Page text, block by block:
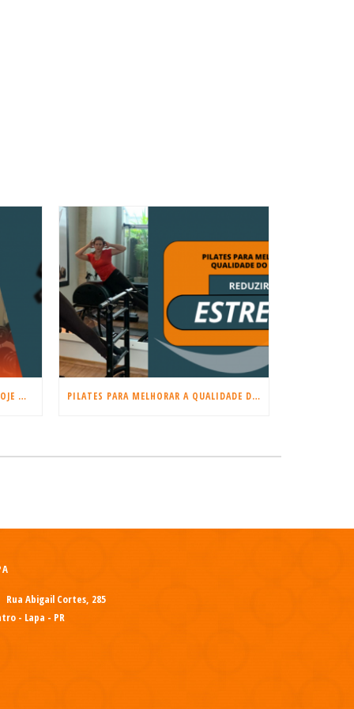
COMEÇE A TREINAR MUSCULAÇÃO HOJE MESMO! PILATES PARA MELHORAR A QUALIDADE DO SONO E REDUZIR O ESTRESSE
Rua Abigail Cortes, 285
- Lapa - PR